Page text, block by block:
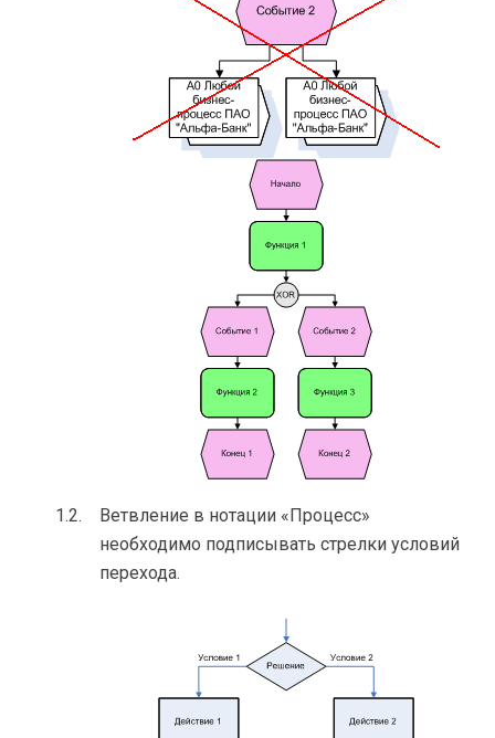
Ветвление в нотации «Процесс»
необходимо подписывать стрелки условий
перехода.